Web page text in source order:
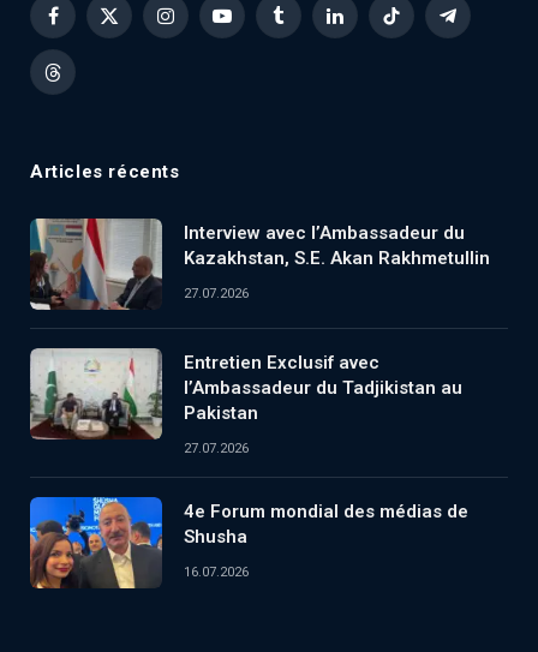
Facebook
X
InstagramYouTubeTumblrLinkedInTikTok Telegram
Threads
Articles récents
Interview avec l’Ambassadeur du
Kazakhstan, S.E. Akan Rakhmetullin
27.07.2026
Entretien Exclusif avec
l’Ambassadeur du Tadjikistan au
Pakistan
27.07.2026
4e Forum mondial des médias de
Shusha
16.07.2026